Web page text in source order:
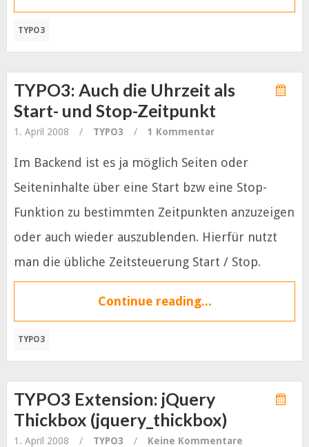
TYPO3
TYPO3: Auch die Uhrzeit als
Start- und Stop-Zeitpunkt
1. April 2008 / TYPO3 / 1 Kommentar
Im Backend ist es ja möglich Seiten oder
Seiteninhalte über eine Start bzw eine Stop-
Funktion zu bestimmten Zeitpunkten anzuzeigen
oder auch wieder auszublenden. Hierfür nutzt
man die übliche Zeitsteuerung Start / Stop.
Continue reading...
TYPO3
TYPO3 Extension: jQuery
Thickbox (jquery_thickbox)
1. April 2008 / TYPO3 / Keine Kommentare